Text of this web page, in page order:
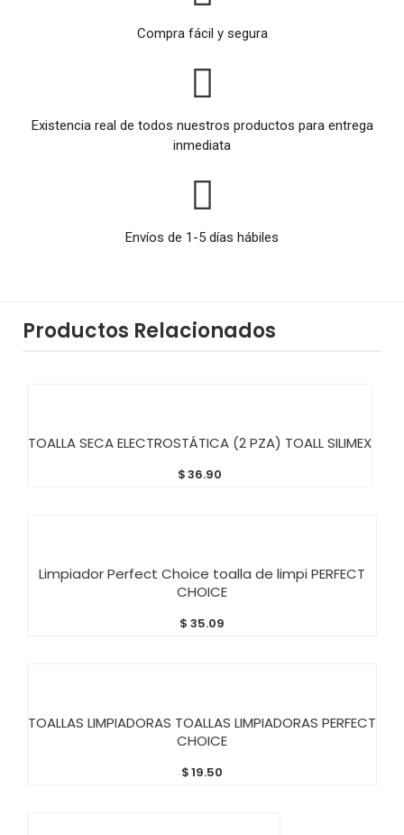
Compra fácil y segura
Existencia real de todos nuestros productos para entrega
inmediata
Envíos de 1-5 días hábiles
Productos Relacionados
TOALLA SECA ELECTROSTÁTICA (2 PZA) TOALL SILIMEX
$36.90
Limpiador Perfect Choice toalla de limpi PERFECT
CHOICE
$ 35.09
TOALLAS LIMPIADORAS TOALLAS LIMPIADORAS PERFECT
CHOICE
$19.50